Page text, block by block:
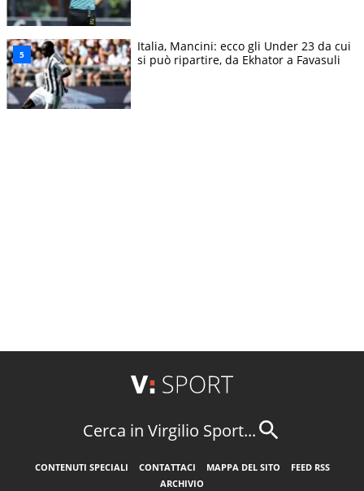
Italia, Mancini: ecco gli Under 23 da cui
si può ripartire, da Ekhator a Favasuli
Cerca in Virgilio Sport...
CONTENUTI SPECIALI CONTATTACI MAPPA DEL SITO
FEED RSS
ARCHIVIO